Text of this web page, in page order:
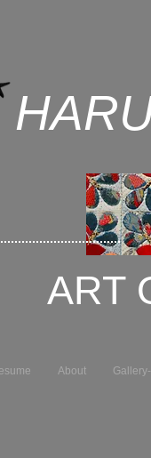
ART
About